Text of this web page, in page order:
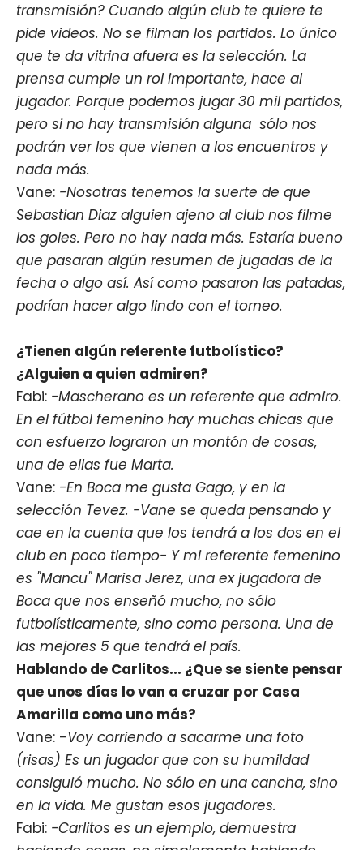
transmisión? Cuando algún club te quiere te
pide videos. No se filman los partidos. Lo único
que te da vitrina afuera es la selección. La
prensa cumple un rol importante, hace al
jugador. Porque podemos jugar 30 mil partidos,
pero si no hay transmisión alguna sólo nos
podrán ver los que vienen a los encuentros y
nada más.
Vane: -Nosotras tenemos la suerte de que
Sebastian Diaz alguien ajeno al club nos filme
los goles. Pero no hay nada más. Estaría bueno
que pasaran algún resumen de jugadas de la
fecha o algo así. Así como pasaron las patadas,
podrían hacer algo lindo con el torneo.
¿Tienen algún referente futbolístico?
¿Alguien a quien admiren?
Fabi: -Mascherano es un referente que admiro.
En el fútbol femenino hay muchas chicas que
con esfuerzo lograron un montón de cosas,
una de ellas fue Marta.
Vane: -En Boca me gusta Gago, y en la
selección Tevez. -Vane se queda pensando y
cae en la cuenta que los tendrá a los dos en el
club en poco tiempo- Y mi referente femenino
es "Mancu" Marisa Jerez, una ex jugadora de
Boca que nos enseñó mucho, no sólo
futbolísticamente, sino como persona. Una de
las mejores 5 que tendrá el país.
Hablando de Carlitos... ¿Que se siente pensar
que unos días lo van a cruzar por Casa
Amarilla como uno más?
Vane: -Voy corriendo a sacarme una foto
(risas) Es un jugador que con su humildad
consiguió mucho. No sólo en una cancha, sino
en la vida. Me gustan esos jugadores.
Fabi: -Carlitos es un ejemplo, demuestra